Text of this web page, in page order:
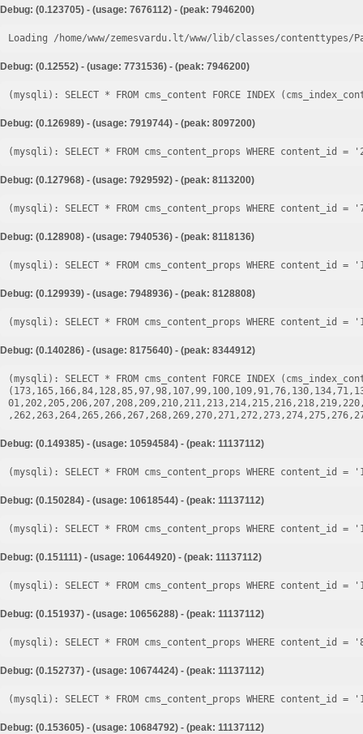
Debug: (0.123705) - (usage: 7676112) - (peak: 7946200)
Loading /home/www/zemesvardu.lt/www/lib/classes/
Debug: (0.12552) - (usage: 7731536) - (peak: 7946200)
Debug: (0.126989) - (usage: 7919744) - (peak: 8097200)
Debug: (0.127968) - (usage: 7929592) - (peak: 8113200)
Debug: (0.128908) - (usage: 7940536) - (peak: 8118136)
Debug: (0.129939) - (usage: 7948936) - (peak: 8128808)
Debug: (0.140286) - (usage: 8175640) - (peak: 8344912)
(mysqli): SELECT * FROM cms_content FORCE INDEX
Debug: (0.149385) - (usage: 10594584) - (peak: 11137112)
Debug: (0.150284) - (usage: 10618544) - (peak: 11137112)
Debug: (0.151111) - (usage: 10644920) - (peak: 11137112)
Debug: (0.151937) - (usage: 10656288) - (peak: 11137112)
Debug: (0.152737) - (usage: 10674424) - (peak: 11137112)
Debug: (0.153605) - (usage: 10684792) - (peak: 11137112)